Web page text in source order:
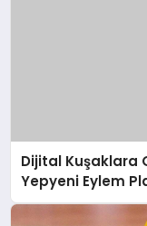
Dijital Kuşaklara
Yepyeni Eylem